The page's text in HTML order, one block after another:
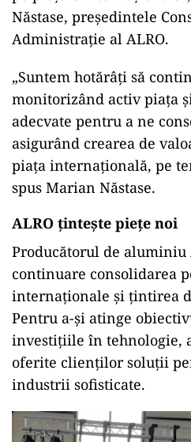
Năstase, președintele
Administrație al ALRO.
„Suntem hotărâți să
monitorizând activ piața
adecvate pentru a ne
asigurând crearea de
piața internațională, pe
spus Marian Năstase.
ALRO țintește piețe noi
Producătorul de aluminiu
continuare consolidarea
internaționale și țintirea
Pentru a-și atinge
investițiile în tehnologie,
oferite clienților soluții
industrii sofisticate.